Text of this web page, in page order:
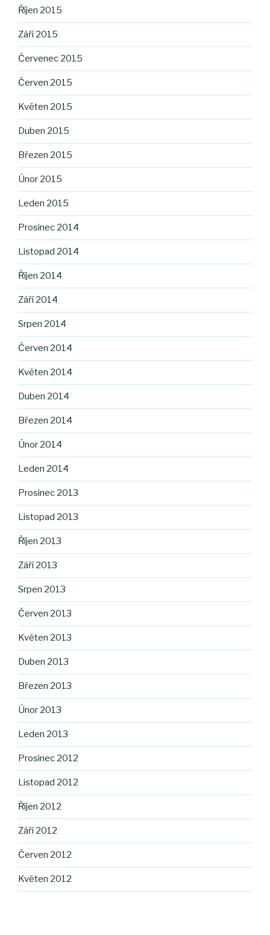
Říjen 2015
Září 2015
Červenec 2015
Červen 2015
Květen 2015
Duben 2015
Březen 2015
Únor 2015
Leden 2015
Prosinec 2014
Listopad 2014
Říjen 2014
Září 2014
Srpen 2014
Červen 2014
Květen 2014
Duben 2014
Březen 2014
Únor 2014
Leden 2014
Prosinec 2013
Listopad 2013
Říjen 2013
Září 2013
Srpen 2013
Červen 2013
Květen 2013
Duben 2013
Březen 2013
Únor 2013
Leden 2013
Prosinec 2012
Listopad 2012
Říjen 2012
Září 2012
Červen 2012
Květen 2012